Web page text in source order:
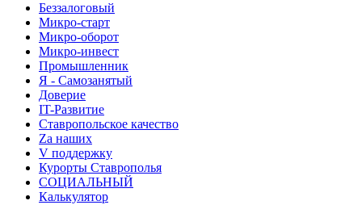
Беззалоговый
Микро-старт
Микро-оборот
Микро-инвест
Промышленник
Я - Самозанятый
Доверие
IT-Развитие
Ставропольское качество
Za наших
V поддержку
Курорты Ставрополья
СОЦИАЛЬНЫЙ
Калькулятор